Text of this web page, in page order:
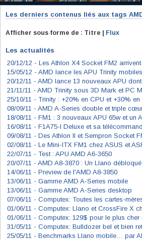
Les derniers contenus liés aux tags
Afficher sous forme de : Titre | Flux
Les actualités
20/12/12 - Les Athlon X4 Socket FM2 arrivent
15/05/12 - AMD lance les APU Trinity mobiles
20/12/11 - AMD lance 13 nouveaux APU
21/11/11 - AMD Trinity sous 3D Mark et PC
25/10/11 - Trinity : +20% en CPU et +30%
08/09/11 - AMD A-Series double et triple
18/08/11 - FM1 : 3 nouveaux APU 65w et un
16/08/11 - F1A75-I Deluxe et sa
09/08/11 - Des Athlon II et Sempron Socket
02/08/11 - Le Mini-ITX FM1 chez ASUS et
22/07/11 - Test : APU AMD A6-3650
20/07/11 - AMD A8-3870 : Un Llano débloqué
14/06/11 - Preview de l'AMD A8-3850
13/06/11 - Gamme AMD A-Series mobile
13/06/11 - Gamme AMD A-Series desktop
07/06/11 - Computex: Toutes les cartes-
01/06/11 - Computex: Llano et CrossFire X
01/06/11 - Computex: 129$ pour le plus cher
31/05/11 - Computex: Bulldozer bel et bien
25/05/11 - Benchmarks Llano mobile… par